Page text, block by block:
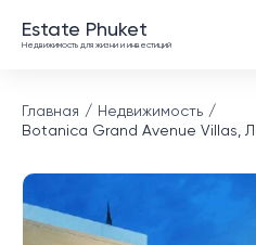
Estate Phuket
Недвижимость для жизни и инвестиций
Главная
Недвижимость
Botanica Grand Avenue Villas,